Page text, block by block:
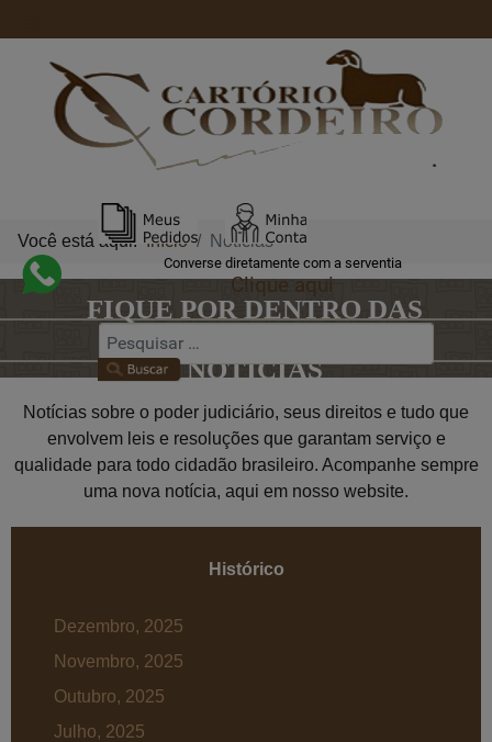
Converse diretamente com a serventia
Clique aqui
Você está aqui:Início Notícias
FIQUE POR DENTRO DAS
NOTÍCIAS
Notícias sobre o poder judiciário, seus direitos e tudo que
envolvem leis e resoluções que garantam serviço e
qualidade para todo cidadão brasileiro. Acompanhe sempre
uma nova notícia, aqui em nosso website.
Histórico
Dezembro, 2025
Novembro, 2025
Outubro, 2025
Julho, 2025